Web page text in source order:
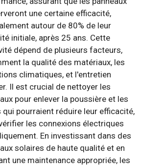
une certaine efficacité,
autour de 80% de leur
initiale, après 25 ans. Cette
dépend de plusieurs facteurs,
la qualité des matériaux, les
climatiques, et l'entretien
Il est crucial de nettoyer les
pour enlever la poussière et les
qui pourraient réduire leur efficacité,
les connexions électriques
En investissant dans des
solaires de haute qualité et en
une maintenance appropriée, les